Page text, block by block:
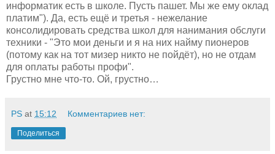
информатик есть в школе. Пусть пашет. Мы же ему оклад
платим"). Да, есть ещё и третья - нежелание
консолидировать средства школ для нанимания обслуги
техники - "Это мои деньги и я на них найму пионеров
(потому как на тот мизер никто не пойдёт), но не отдам
для оплаты работы профи".
Грустно мне что-то. Ой, грустно…
PS at 15:12 Комментариев нет:
Поделиться